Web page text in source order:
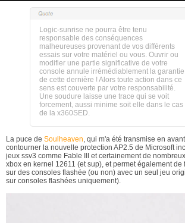
Logic-sunrise ne pourra être tenu
responsable des conséquences
malheureuses provenant de vos différents
essais sur votre matériel ou vous. Ouvrir ou
modifier une partie significative de votre
console annule irrémédiablement la garantie
de cette dernière ! Alors toute action dans ce
sens est couverte par votre responsabilité.
Une soudure laisse une trace qui se voit
forcement, aussi minime soit elle dans le cas
de la x360SED.
La puce de Soulheaven, qui m'a été transmise en
contourner la nouvelle protection AP2.5 de Microsoft
jeux ssv3 comme Fable III et certainement de
xbox en kernel 12611 (et sup), et permet également de
sur des consoles flashée (ou non) avec un seul jeu
sur consoles flashées uniquement).